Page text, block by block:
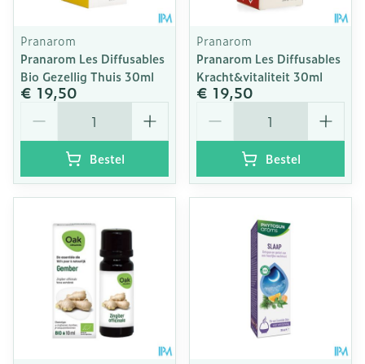
Pranarom
Pranarom Les Diffusables
Bio Gezellig Thuis 30ml
€ 19,50
Bestel
Pranarom
Pranarom Les Diffusables
Kracht&vitaliteit 30ml
€ 19,50
Bestel